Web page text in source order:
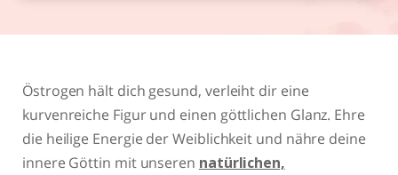
Östrogen hält dich gesund, verleiht dir eine
kurvenreiche Figur und einen göttlichen Glanz. Ehre
die heilige Energie der Weiblichkeit und nähre deine
innere Göttin mit unseren natürlichen,